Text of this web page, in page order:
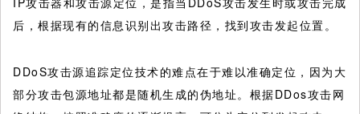
后，根据现有的信息识别出攻击路径，找到攻击发起位置。
DDoS攻击源追踪定位技术的难点在于难以准确定位，因为大
部分攻击包源地址都是随机生成的伪地址。根据DDos攻击网